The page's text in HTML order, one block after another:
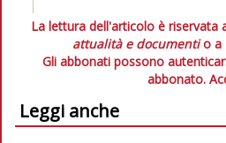
La lettura dell'articolo è riservata
attualità e documentio a
Gli abbonati possono
abbonato.
Leggi anche